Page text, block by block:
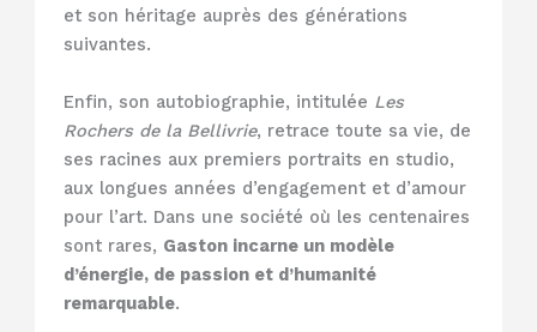
et son héritage auprès des générations
suivantes.
Enfin, son autobiographie, intitulée Les
Rochers de la Bellivrie, retrace toute sa vie, de
ses racines aux premiers portraits en studio,
aux longues années d’engagement et d’amour
pour l’art. Dans une société où les centenaires
sont rares, Gaston incarne un modèle
d’énergie, de passion et d’humanité
remarquable.